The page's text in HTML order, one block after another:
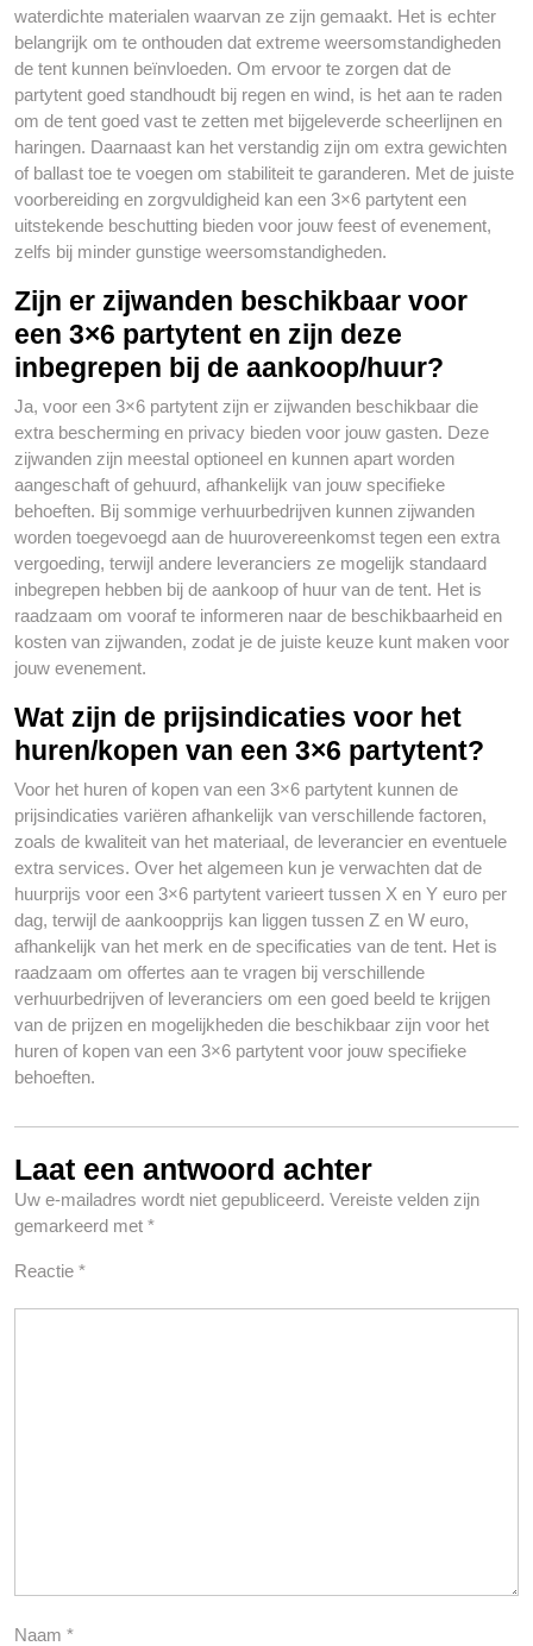
waterdichte materialen waarvan ze zijn gemaakt. Het is echter
belangrijk om te onthouden dat extreme weersomstandigheden
de tent kunnen beïnvloeden. Om ervoor te zorgen dat de
partytent goed standhoudt bij regen en wind, is het aan te raden
om de tent goed vast te zetten met bijgeleverde scheerlijnen en
haringen. Daarnaast kan het verstandig zijn om extra gewichten
of ballast toe te voegen om stabiliteit te garanderen. Met de juiste
voorbereiding en zorgvuldigheid kan een 3×6 partytent een
uitstekende beschutting bieden voor jouw feest of evenement,
zelfs bij minder gunstige weersomstandigheden.
Zijn er zijwanden beschikbaar voor
een 3×6 partytent en zijn deze
inbegrepen bij de aankoop/huur?
Ja, voor een 3×6 partytent zijn er zijwanden beschikbaar die
extra bescherming en privacy bieden voor jouw gasten. Deze
zijwanden zijn meestal optioneel en kunnen apart worden
aangeschaft of gehuurd, afhankelijk van jouw specifieke
behoeften. Bij sommige verhuurbedrijven kunnen zijwanden
worden toegevoegd aan de huurovereenkomst tegen een extra
vergoeding, terwijl andere leveranciers ze mogelijk standaard
inbegrepen hebben bij de aankoop of huur van de tent. Het is
raadzaam om vooraf te informeren naar de beschikbaarheid en
kosten van zijwanden, zodat je de juiste keuze kunt maken voor
jouw evenement.
Wat zijn de prijsindicaties voor het
huren/kopen van een 3×6 partytent?
Voor het huren of kopen van een 3×6 partytent kunnen de
prijsindicaties variëren afhankelijk van verschillende factoren,
zoals de kwaliteit van het materiaal, de leverancier en eventuele
extra services. Over het algemeen kun je verwachten dat de
huurprijs voor een 3×6 partytent varieert tussen X en Y euro per
dag, terwijl de aankoopprijs kan liggen tussen Z en W euro,
afhankelijk van het merk en de specificaties van de tent. Het is
raadzaam om offertes aan te vragen bij verschillende
verhuurbedrijven of leveranciers om een goed beeld te krijgen
van de prijzen en mogelijkheden die beschikbaar zijn voor het
huren of kopen van een 3×6 partytent voor jouw specifieke
behoeften.
Laat een antwoord achter
Uw e-mailadres wordt niet gepubliceerd. Vereiste velden zijn
gemarkeerd met *
Reactie *
Naam *